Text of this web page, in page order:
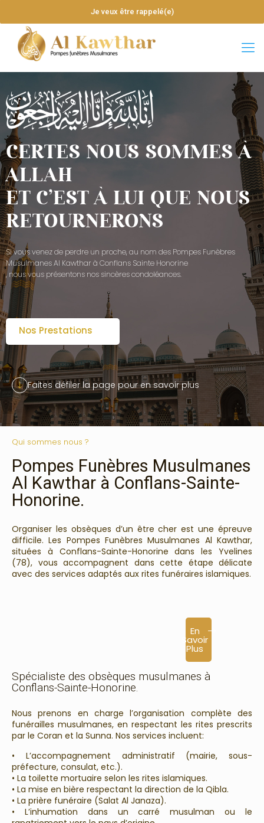
Je veux être rappelé(e)
CERTES NOUS SOMMES À
ALLAH
ET C’EST À LUI QUE NOUS
RETOURNERONS
Si vous venez de perdre un proche, au nom des Pompes Funèbres
Musulmanes Al Kawthar à Conflans Sainte Honorine
, nous vous présentons nos sincères condoléances.
Nos Prestations
Faites défiler la page pour en savoir plus
Qui sommes nous ?
Pompes Funèbres Musulmanes
Al Kawthar à Conflans-Sainte-
Honorine.
Organiser les obsèques d’un être cher est une épreuve
difficile. Les Pompes Funèbres Musulmanes Al Kawthar,
situées à Conflans-Sainte-Honorine dans les Yvelines
(78), vous accompagnent dans cette étape délicate
avec des services adaptés aux rites funéraires islamiques.
En
Savoir
Plus
Spécialiste des obsèques musulmanes à
Conflans-Sainte-Honorine.
Nous prenons en charge l’organisation complète des
funérailles musulmanes, en respectant les rites prescrits
par le Coran et la Sunna. Nos services incluent:
• L’accompagnement administratif (mairie, sous-
préfecture, consulat, etc.).
• La toilette mortuaire selon les rites islamiques.
• La mise en bière respectant la direction de la Qibla.
• La prière funéraire (Salat Al Janaza).
• L’inhumation dans un carré musulman ou le